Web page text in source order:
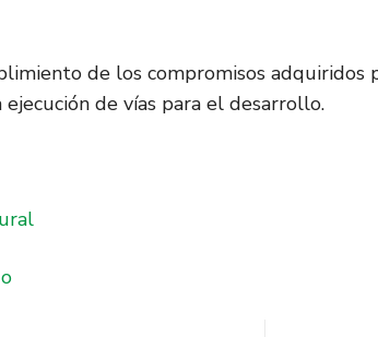
de los compromisos
de vías para el desarrollo.